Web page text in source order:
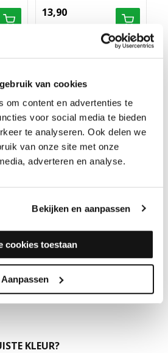
van cookies
om content en advertenties te
voor social media te bieden
te analyseren. Ook delen we
van onze site met onze
adverteren en analyse.
Bekijken en aanpassen
cookies toestaan
Aanpassen
13,90
70X14 PRESTIGE EIKEN #003
FOLIEPLINT 14X70MM
plint meet 70x14 mm en is 240 cm
de voor PVC- en laminaatvloeren
overbruggen. Bij deze in meer dan 175
horen handige blokjes. Deze zijn te
lijm of een onzichtbaar clipsysteem.
FOLIEPLINT 14X70MM
Mix 70%
beschadigingen van stofzuigers
KLEUR?